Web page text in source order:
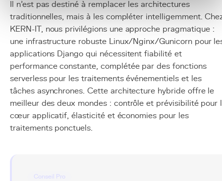
Il n'est pas destiné à remplacer les architectures
traditionnelles, mais à les compléter intelligemment.
KERN-IT, nous privilégions une approche pragmatique :
une infrastructure robuste Linux/Nginx/Gunicorn pour
applications Django qui nécessitent fiabilité et
performance constante, complétée par des fonctions
serverless pour les traitements événementiels et les
tâches asynchrones. Cette architecture hybride offre le
meilleur des deux mondes : contrôle et prévisibilité pour
cœur applicatif, élasticité et économies pour les
traitements ponctuels.
Conseil Pro